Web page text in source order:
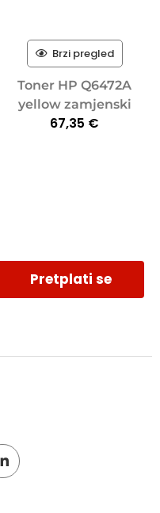
Brzi pregled
Toner HP Q6472A
yellow zamjenski
67,35 €
Pretplati se